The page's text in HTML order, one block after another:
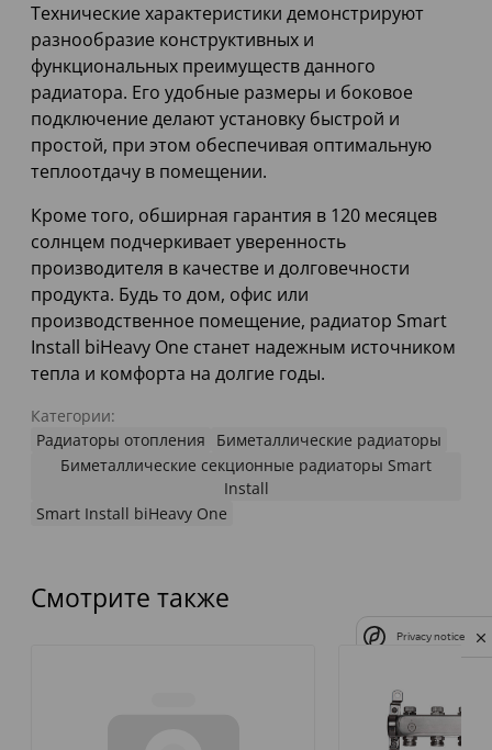
Технические характеристики демонстрируют
разнообразие конструктивных и
функциональных преимуществ данного
радиатора. Его удобные размеры и боковое
подключение делают установку быстрой и
простой, при этом обеспечивая оптимальную
теплоотдачу в помещении.
Кроме того, обширная гарантия в 120 месяцев
солнцем подчеркивает уверенность
производителя в качестве и долговечности
продукта. Будь то дом, офис или
производственное помещение, радиатор Smart
Install biHeavy One станет надежным источником
тепла и комфорта на долгие годы.
Категории:
Радиаторы отопления
Биметаллические радиаторы
Биметаллические секционные радиаторы Smart
Install
Smart Install biHeavy One
Смотрите также
Privacy notice